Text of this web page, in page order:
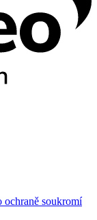
ochraně soukromí